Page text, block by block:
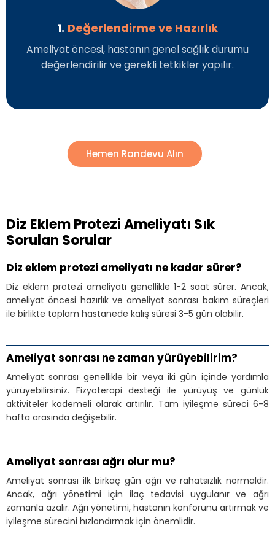
1. Değerlendirme ve Hazırlık
Ameliyat öncesi, hastanın genel sağlık durumu
değerlendirilir ve gerekli tetkikler yapılır.
Hemen Randevu Alın
Diz Eklem Protezi Ameliyatı Sık
Sorulan Sorular
Diz eklem protezi ameliyatı ne kadar sürer?
Diz eklem protezi ameliyatı genellikle 1-2 saat sürer. Ancak,
ameliyat öncesi hazırlık ve ameliyat sonrası bakım süreçleri
ile birlikte toplam hastanede kalış süresi 3-5 gün olabilir.
Ameliyat sonrası ne zaman yürüyebilirim?
Ameliyat sonrası genellikle bir veya iki gün içinde yardımla
yürüyebilirsiniz. Fizyoterapi desteği ile yürüyüş ve günlük
aktiviteler kademeli olarak artırılır. Tam iyileşme süreci 6-8
hafta arasında değişebilir.
Ameliyat sonrası ağrı olur mu?
Ameliyat sonrası ilk birkaç gün ağrı ve rahatsızlık normaldir.
Ancak, ağrı yönetimi için ilaç tedavisi uygulanır ve ağrı
zamanla azalır. Ağrı yönetimi, hastanın konforunu artırmak ve
iyileşme sürecini hızlandırmak için önemlidir.